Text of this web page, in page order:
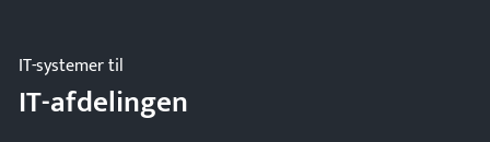
IT-systemer til
IT-afdelingen